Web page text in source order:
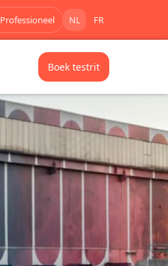
Professioneel NL FR
Boek testrit